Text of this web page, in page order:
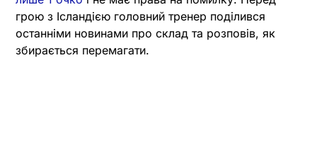
грою з Ісландією головний тренер поділився
останніми новинами про склад та розповів, як
збирається перемагати.